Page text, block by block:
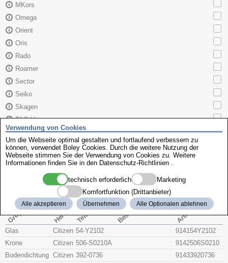
MKors
Omega
Orient
Oris
Rado
Roamer
Sector
Seiko
Skagen
TAG Heuer
Tissot
Zenith
Citizen 4-S71891
Gruppe HerstellerTeile-Nr. Beschreibung Artikel-Nr.
Glas Citizen 54-Y2102
914154Y2102
Krone
Citizen 506-S0210A
9142506S0210
Bodendichtung Citizen 392-0736
91433920736
Verwendung von Cookies
Um die Webseite optimal gestalten und fortlaufend verbessern zu
können, verwendet Boley Cookies. Durch die weitere Nutzung der
Webseite stimmen Sie der Verwendung von Cookies zu. Weitere
Informationen finden Sie in den Datenschutz-Richtlinien
technisch erforderlich
Marketing
Komfortfunktion (Drittanbieter)
Alle akzeptieren Übernehmen Alle Optionalen ablehnen